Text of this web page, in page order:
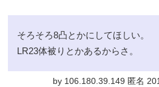
そろそろ8凸とかにしてほしい。
LR23体被りとかあるからさ。
by 106.180.39.149 匿名